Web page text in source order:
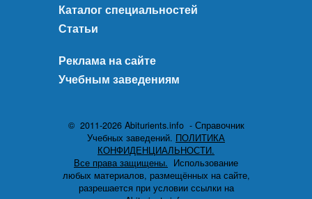
Каталог специальностей
Статьи
Реклама на сайте
Учебным заведениям
© 2011-2026 Abiturients.info - Справочник
Учебных заведений. ПОЛИТИКА
КОНФИДЕНЦИАЛЬНОСТИ.
Все права защищены. Использование
любых материалов, размещённых на сайте,
разрешается при условии ссылки на